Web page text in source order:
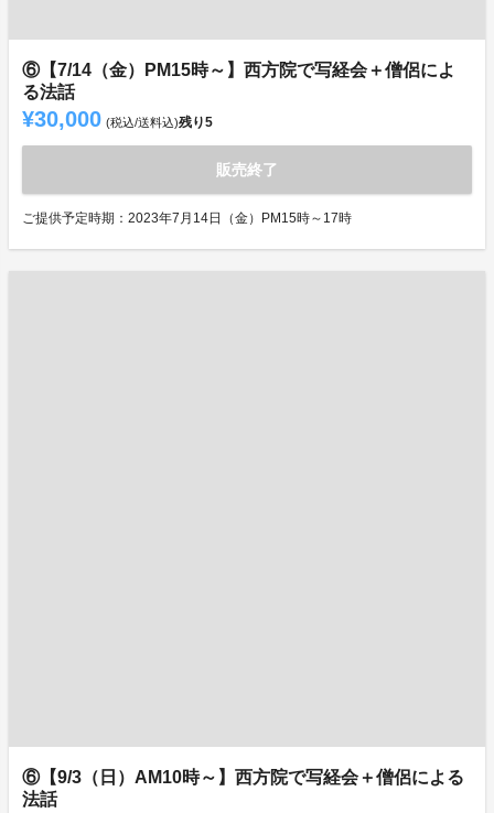
⑥【7/14（金）PM15時～】西方院で写経会＋僧侶によ
る法話
¥30,000 (税込/送料込)残り5
販売終了
ご提供予定時期：2023年7月14日（金）PM15時～17時
⑥【9/3（日）AM10時～】西方院で写経会＋僧侶による
法話